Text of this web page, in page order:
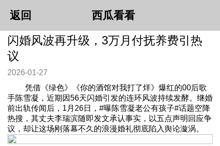
返回 西瓜看看
闪婚风波再升级，3万月付抚养费引热
议
2026-01-27
凭借《绿色》《你的酒馆对我打了烊》爆红的00后歌
手陈雪凝，近期因56天闪婚引发的连环风波持续发酵。继婚
前出轨传闻后，1月26日，#曝陈雪凝老公有孩子#话题空降
热搜，其丈夫李瑞滨随即发文承认事实，以五点声明回应争
议，却让这场刚落幕不久的浪漫婚礼彻底陷入舆论漩涡。